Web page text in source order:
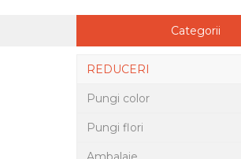
Categorii
REDUCERI
Pungi color
Pungi flori